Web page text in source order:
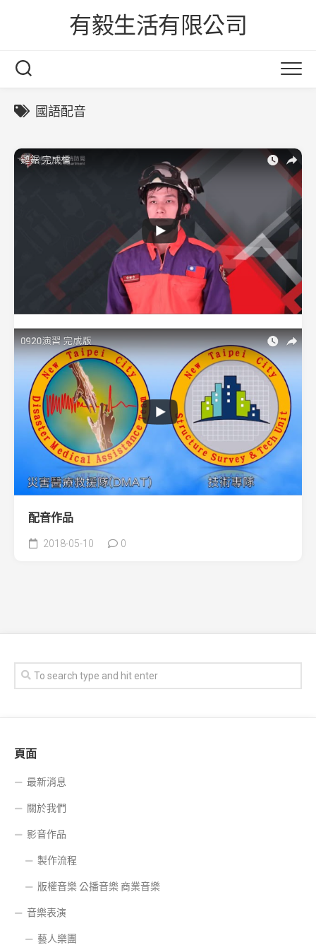
有毅生活有限公司
國語配音
配音作品
2018-05-10 0
頁面
最新消息
關於我們
影音作品
製作流程
版權音樂 公播音樂 商業音樂
音樂表演
藝人樂團